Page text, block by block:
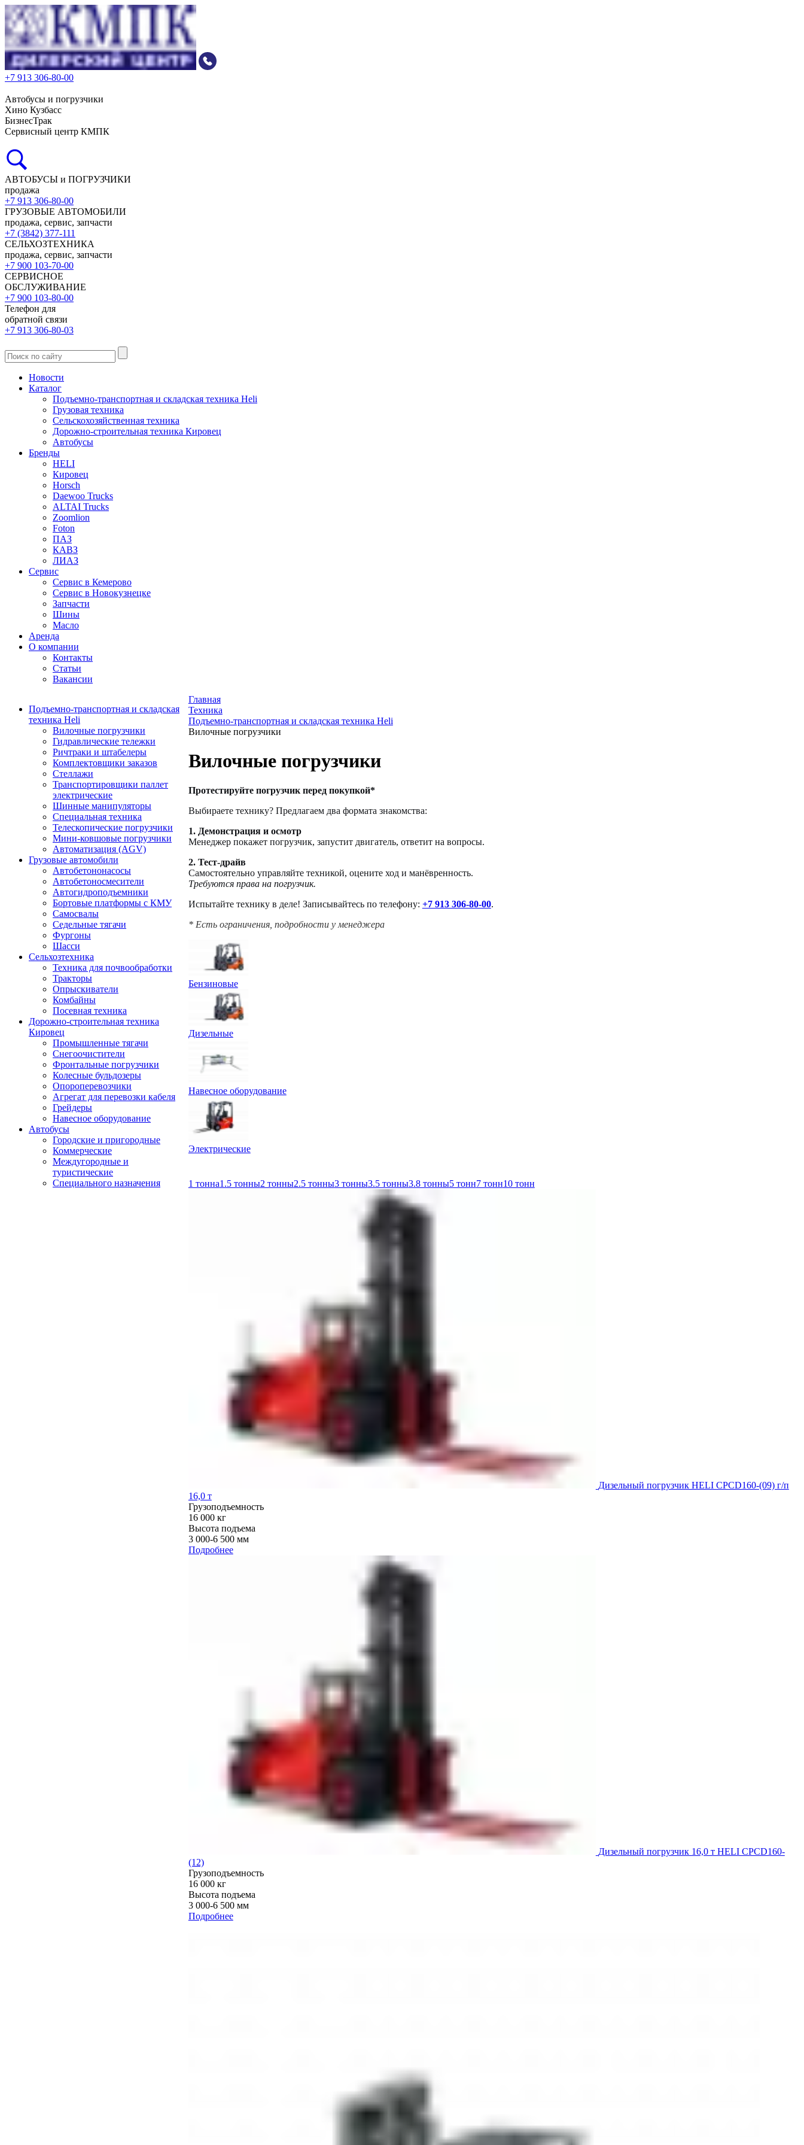
+7 913 306-80-00
Автобусы и погрузчики
Хино Кузбасс
БизнесТрак
Сервисный центр КМПК
АВТОБУСЫ и ПОГРУЗЧИКИ
продажа
+7 913 306-80-00
ГРУЗОВЫЕ АВТОМОБИЛИ
продажа, сервис, запчасти
+7 (3842) 377-111
СЕЛЬХОЗТЕХНИКА
продажа, сервис, запчасти
+7 900 103-70-00
СЕРВИСНОЕ
ОБСЛУЖИВАНИЕ
+7 900 103-80-00
Телефон для
обратной связи
+7 913 306-80-03
Новости
Каталог
Подъемно-транспортная и складская техника Heli
Грузовая техника
Сельскохозяйственная техника
Дорожно-строительная техника Кировец
Автобусы
Бренды
HELI
Кировец
Horsch
Daewoo Trucks
ALTAI Trucks
Zoomlion
Foton
ПАЗ
КАВЗ
ЛИАЗ
Сервис
Сервис в Кемерово
Сервис в Новокузнецке
Запчасти
Шины
Масло
Аренда
О компании
Контакты
Статьи
Вакансии
Подъемно-транспортная и складская
техника Heli
Вилочные погрузчики
Гидравлические тележки
Ричтраки и штабелеры
Комплектовщики заказов
Стеллажи
Транспортировщики паллет
электрические
Шинные манипуляторы
Специальная техника
Телескопические погрузчики
Мини-ковшовые погрузчики
Автоматизация (AGV)
Грузовые автомобили
Автобетононасосы
Автобетоносмесители
Автогидроподъемники
Бортовые платформы с КМУ
Самосвалы
Седельные тягачи
Фургоны
Шасси
Сельхозтехника
Техника для почвообработки
Тракторы
Опрыскиватели
Комбайны
Посевная техника
Дорожно-строительная техника
Кировец
Промышленные тягачи
Снегоочистители
Фронтальные погрузчики
Колесные бульдозеры
Опороперевозчики
Агрегат для перевозки кабеля
Грейдеры
Навесное оборудование
Автобусы
Городские и пригородные
Коммерческие
Междугородные и
туристические
Специального назначения
Главная
Техника
Подъемно-транспортная и складская техника Heli
Вилочные погрузчики
Вилочные погрузчики
Протестируйте погрузчик перед покупкой*
Выбираете технику? Предлагаем два формата знакомства:
1. Демонстрация и осмотр
Менеджер покажет погрузчик, запустит двигатель, ответит на вопросы.
2. Тест-драйв
Самостоятельно управляйте техникой, оцените ход и манёвренность.
Требуются права на погрузчик.
Испытайте технику в деле! Записывайтесь по телефону: +7 913 306-80-00.
* Есть ограничения, подробности у менеджера
Бензиновые
Дизельные
Навесное оборудование
Электрические
1 тонна1.5 тонны2 тонны2.5 тонны3 тонны3.5 тонны3.8 тонны5 тонн7 тонн10 тонн
Дизельный погрузчик HELI CPCD160-(09) г/п
16,0 т
Грузоподъемность
16 000 кг
Высота подъема
3 000-6 500 мм
Подробнее
Дизельный погрузчик 16,0 т HELI CPCD160-
(12)
Грузоподъемность
16 000 кг
Высота подъема
3 000-6 500 мм
Подробнее